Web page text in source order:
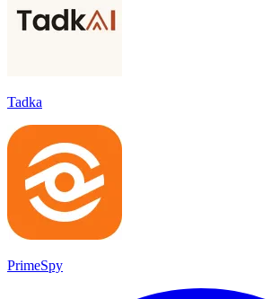
Tadka
PrimeSpy